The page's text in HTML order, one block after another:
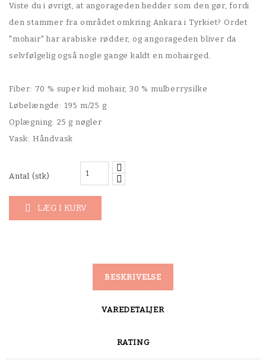
Viste du i øvrigt, at angorageden hedder som den gør, fordi
den stammer fra området omkring Ankara i Tyrkiet? Ordet
"mohair" har arabiske rødder, og angorageden bliver da
selvfølgelig også nogle gange kaldt en mohairged.
Fiber: 70 % super kid mohair, 30 % mulberrysilke
Løbelængde: 195 m/25 g
Oplægning: 25 g nøgler
Vask: Håndvask
Antal (stk)
 LÆG I KURV
BESKRIVELSE
VAREDETALJER
RATING